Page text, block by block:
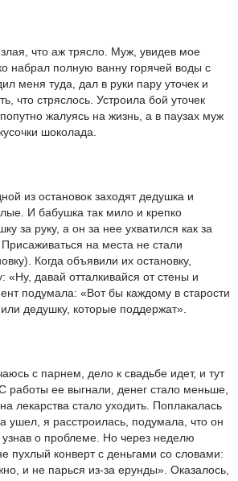
что аж трясло. Муж, увидев мое
набрал полную ванну горячей воды с
меня туда, дал в руки пару уточек и
что стряслось. Устроила бой уточек
жалуясь на жизнь, а в паузах муж
шоколада.
из остановок заходят дедушка и
И бабушка так мило и крепко
за руку, а он за нее ухватился как за
на места не стали
Когда объявили их остановку,
«Ну, давай отталкивайся от стены и
подумала: «Вот бы каждому в старости
дедушку, которые поддержат».
с парнем, дело к свадьбе идет, и тут
работы ее выгнали, денег стало меньше,
лекарства стало уходить. Поплакалась
ушел, я расстроилась, подумала, что он
о проблеме. Но через неделю
пухлый конверт с деньгами со словами:
и не парься из-за ерунды». Оказалось,